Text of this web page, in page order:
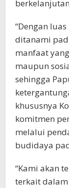
“Dengan
ditanami
manfaat
maupun
sehingga
khususnya
komitmen
melalui
budidaya
“Kami akan
terkait